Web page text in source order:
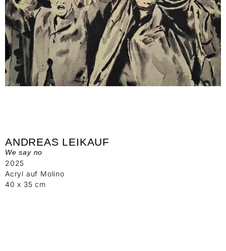
ANDREAS LEIKAUF
We say no
2025
Acryl auf Molino
40 x 35 cm